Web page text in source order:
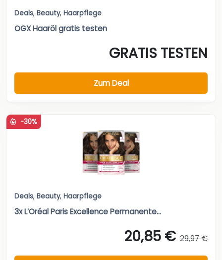
Deals, Beauty, Haarpflege
OGX Haaröl gratis testen
GRATIS TESTEN
Zum Deal
-30%
Deals, Beauty, Haarpflege
3x L’Oréal Paris Excellence Permanente...
20,85 € 29,97 €